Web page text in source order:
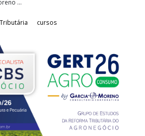
Rurais e Cooperativas no
CBS
suas operações com ato cooperativo
Moreno ...